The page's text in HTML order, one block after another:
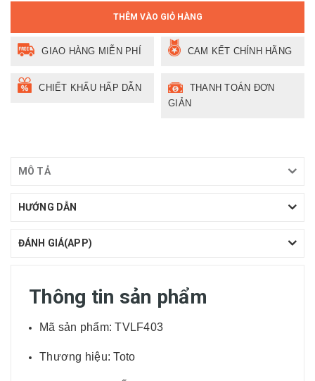
THÊM VÀO GIỎ HÀNG
GIAO HÀNG MIỄN PHÍ CAM KẾT CHÍNH HÃNG
CHIẾT KHẤU HẤP DẪN
THANH TOÁN ĐƠN
GIẢN
MÔ TẢ
HƯỚNG DẪN
ĐÁNH GIÁ(APP)
Thông tin sản phẩm
Mã sản phẩm: TVLF403
Thương hiệu: Toto